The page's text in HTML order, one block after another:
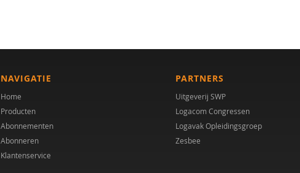
NAVIGATIE
Home
Producten
Abonnementen
Abonneren
Klantenservice
PARTNERS
Uitgeverij SWP
Logacom Congressen
Logavak Opleidingsgroep
Zesbee